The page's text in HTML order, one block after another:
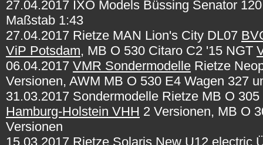
27.04.2017 IXO Models Büssing Senator
Maßstab 1:43
27.04.2017 Rietze MAN Lion's City DL07
ViP Potsdam, MB O 530 Citaro C2 '15 NGT
06.04.2017 VMR Sondermodelle Rietze
Versionen, AWM MB O 530 E4 Wagen 327
31.03.2017 Sondermodelle Rietze MB O
Hamburg-Holstein VHH 2 Versionen, MB O
Versionen
15.03.2017 Rietze Solaris New U12 electric